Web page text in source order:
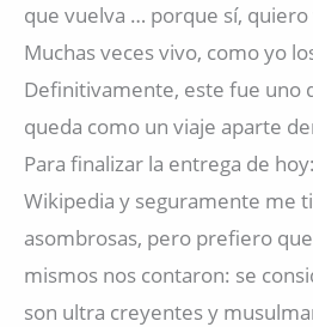
que vuelva … porque sí,
Muchas veces vivo, como yo
Definitivamente, este fue uno
queda como un viaje aparte
Para finalizar la entrega de
Wikipedia y seguramente me
asombrosas, pero prefiero
mismos nos contaron: se
son ultra creyentes y